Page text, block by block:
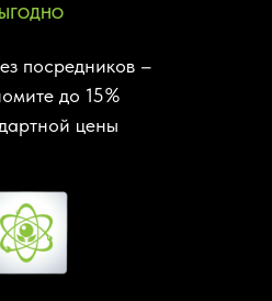
посредников –
до 15%
цены